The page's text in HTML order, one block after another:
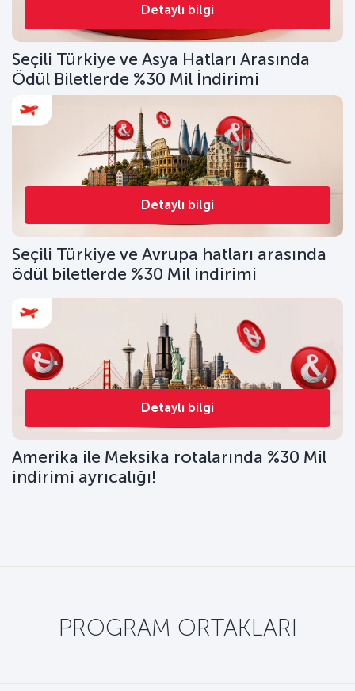
Detaylı bilgi
Seçili Türkiye ve Asya Hatları Arasında
Ödül Biletlerde %30 Mil İndirimi
Detaylı bilgi
Seçili Türkiye ve Avrupa hatları arasında
ödül biletlerde %30 Mil indirimi
Detaylı bilgi
Amerika ile Meksika rotalarında %30 Mil
indirimi ayrıcalığı!
PROGRAM ORTAKLARI